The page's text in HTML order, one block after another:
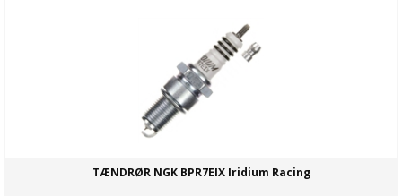
TÆNDRØR NGK BPR7EIX Iridium Racing